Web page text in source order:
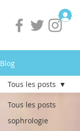
Blog
Tous les posts
sophrologie
Tous les posts